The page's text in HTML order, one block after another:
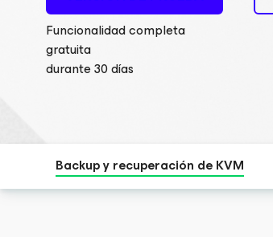
Funcionalidad completa
gratuita
durante 30 días
Backup y recuperación de KVM